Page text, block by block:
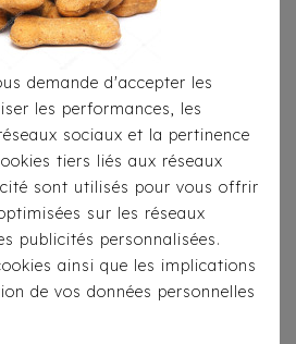
demande d'accepter les
les performances, les
sociaux et la pertinence
tiers liés aux réseaux
sont utilisés pour vous offrir
sur les réseaux
publicités personnalisées.
ainsi que les implications
de vos données personnelles